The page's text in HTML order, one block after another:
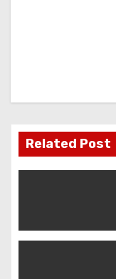
Related Post